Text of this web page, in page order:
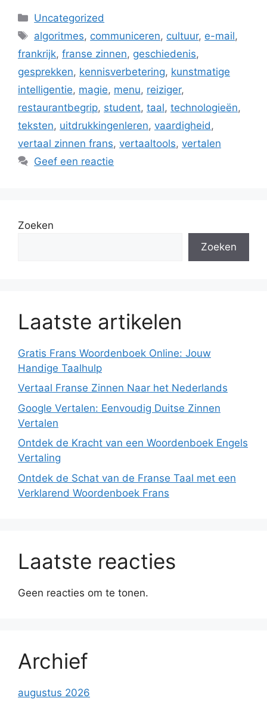
Categorieën
Uncategorized
Tags
algoritmes, communiceren, cultuur, e-mail,
frankrijk, franse zinnen, geschiedenis,
gesprekken, kennisverbetering, kunstmatige
intelligentie, magie, menu, reiziger,
restaurantbegrip, student, taal, technologieën,
teksten, uitdrukkingenleren, vaardigheid ,
vertaal zinnen frans, vertaaltools, vertalen
Geef een reactie
Zoeken
Zoeken
Laatste artikelen
Gratis Frans Woordenboek Online: Jouw
Handige Taalhulp
Vertaal Franse Zinnen Naar het Nederlands
Google Vertalen: Eenvoudig Duitse Zinnen
Vertalen
Ontdek de Kracht van een Woordenboek Engels
Vertaling
Ontdek de Schat van de Franse Taal met een
Verklarend Woordenboek Frans
Laatste reacties
Geen reacties om te tonen.
Archief
augustus 2026